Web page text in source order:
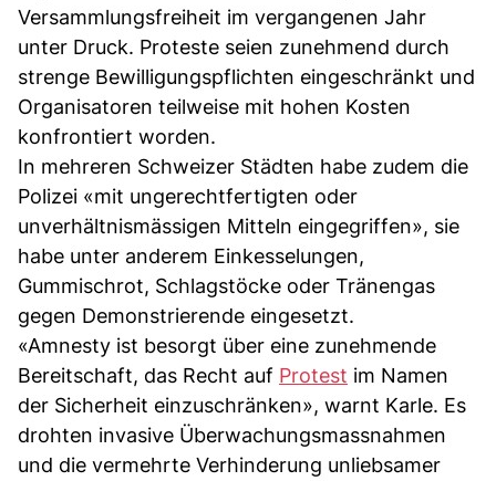
Versammlungsfreiheit im vergangenen Jahr
unter Druck. Proteste seien zunehmend durch
strenge Bewilligungspflichten eingeschränkt und
Organisatoren teilweise mit hohen Kosten
konfrontiert worden.
In mehreren Schweizer Städten habe zudem die
Polizei «mit ungerechtfertigten oder
unverhältnismässigen Mitteln eingegriffen», sie
habe unter anderem Einkesselungen,
Gummischrot, Schlagstöcke oder Tränengas
gegen Demonstrierende eingesetzt.
«Amnesty ist besorgt über eine zunehmende
Bereitschaft, das Recht auf Protest im Namen
der Sicherheit einzuschränken», warnt Karle. Es
drohten invasive Überwachungsmassnahmen
und die vermehrte Verhinderung unliebsamer